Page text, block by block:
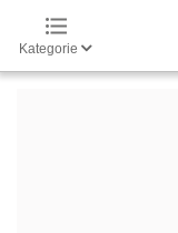
Kategorie